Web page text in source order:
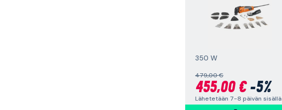
350 W
479,00 €
455,00 €-5%
Lähetetään 7-8 päivän sisällä